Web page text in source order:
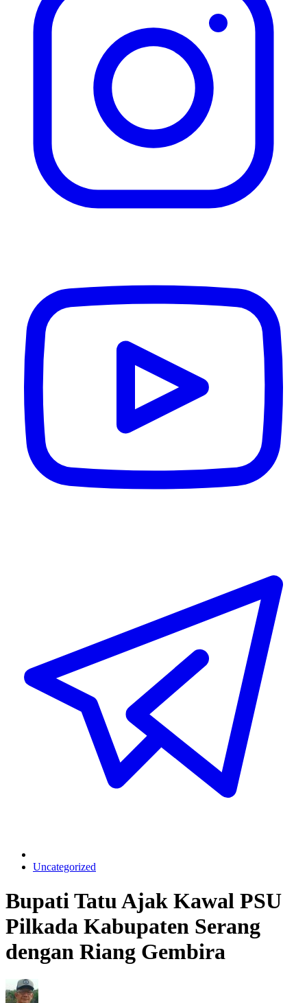
Uncategorized
Bupati Tatu Ajak Kawal PSU
Pilkada Kabupaten Serang
dengan Riang Gembira